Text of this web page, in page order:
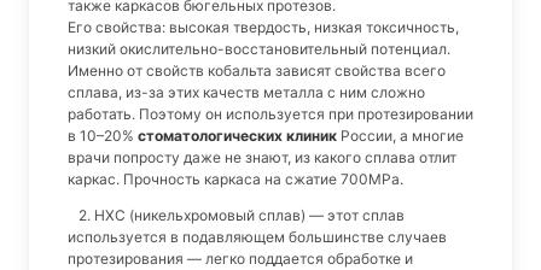
также каркасов бюгельных протезов.
Его свойства: высокая твердость, низкая токсичность,
низкий окислительно-восстановительный потенциал.
Именно от свойств кобальта зависят свойства всего
сплава, из-за этих качеств металла с ним сложно
работать. Поэтому он используется при протезировании
в 10–20% стоматологических клиник России, а многие
врачи попросту даже не знают, из какого сплава отлит
каркас. Прочность каркаса на сжатие 700МРа.
2. НХС (никельхромовый сплав) — этот сплав
используется в подавляющем большинстве случаев
протезирования — легко поддается обработке и